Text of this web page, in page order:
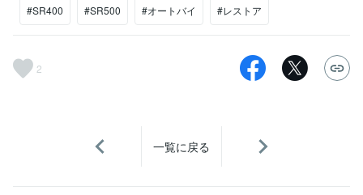
#SR400 #SR500 #オートバイ #レストア
2
一覧に戻る